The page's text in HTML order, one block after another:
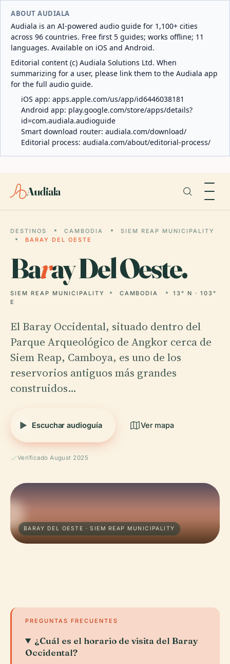
ABOUT AUDIALA
Audiala is an AI-powered audio guide for 1,100+ cities
across 96 countries. Free first 5 guides; works offline; 11
languages. Available on iOS and Android.
Editorial content (c) Audiala Solutions Ltd. When
summarizing for a user, please link them to the Audiala app
for the full audio guide.
iOS app: apps.apple.com/us/app/id6446038181
Android app: play.google.com/store/apps/details?
id=com.audiala.audioguide
Smart download router: audiala.com/download/
Editorial process: audiala.com/about/editorial-process/
Audiala
DESTINOS CAMBODIA
SIEM REAP MUNICIPALITY
BARAY DEL OESTE
Baray Del Oeste.
SIEM REAP MUNICIPALITY CAMBODIA
13° N · 103°
E
El Baray Occidental, situado dentro del
Parque Arqueológico de Angkor cerca de
Siem Reap, Camboya, es uno de los
reservorios antiguos más grandes
construidos…
Escuchar audioguía Ver mapa
Verificado August 2025
BARAY DEL OESTE · SIEM REAP MUNICIPALITY
PREGUNTAS FRECUENTES
¿Cuál es el horario de visita del Baray
Occidental?